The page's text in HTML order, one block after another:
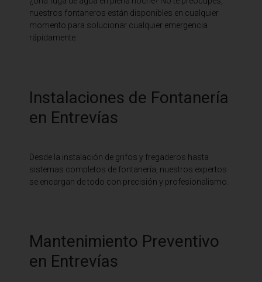
nuestros fontaneros están disponibles en cualquier
momento para solucionar cualquier emergencia
rápidamente.
Instalaciones de Fontanería
en Entrevías
Desde la instalación de grifos y fregaderos hasta
sistemas completos de fontanería, nuestros expertos
se encargan de todo con precisión y profesionalismo.
Mantenimiento Preventivo
en Entrevías